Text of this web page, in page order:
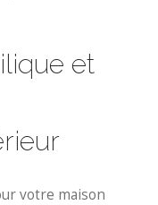
et
votre maison